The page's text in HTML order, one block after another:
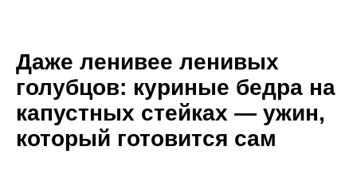
Даже ленивее ленивых
голубцов: куриные бедра на
капустных стейках — ужин,
который готовится сам